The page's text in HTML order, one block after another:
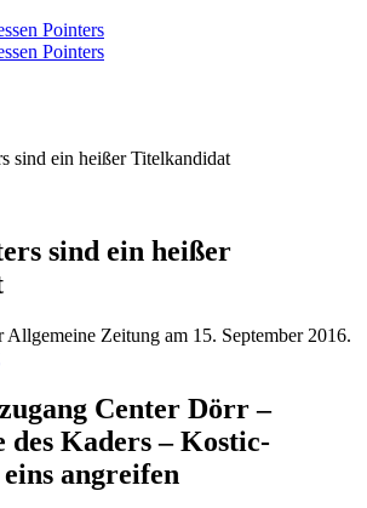
sind ein heißer Titelkandidat
sind ein heißer
Allgemeine Zeitung am 15. September 2016.
Center Dörr –
des Kaders – Kostic-
angreifen